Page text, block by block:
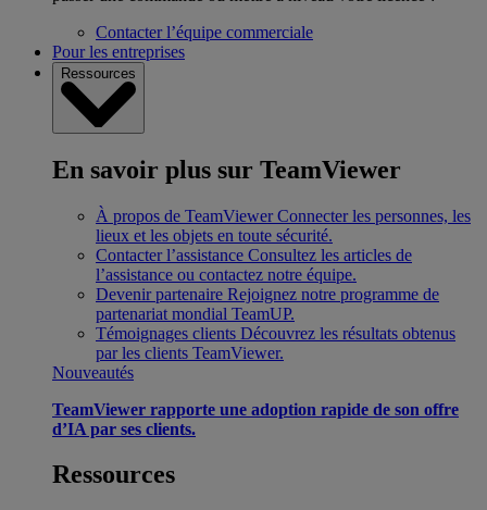
Contacter l’équipe commerciale
Pour les entreprises
Ressources
En savoir plus sur TeamViewer
À propos de TeamViewer Connecter les personnes, les
lieux et les objets en toute sécurité.
Contacter l’assistance Consultez les articles de
l’assistance ou contactez notre équipe.
Devenir partenaire Rejoignez notre programme de
partenariat mondial TeamUP.
Témoignages clients Découvrez les résultats obtenus
par les clients TeamViewer.
Nouveautés
TeamViewer rapporte une adoption rapide de son offre
d’IA par ses clients.
Ressources